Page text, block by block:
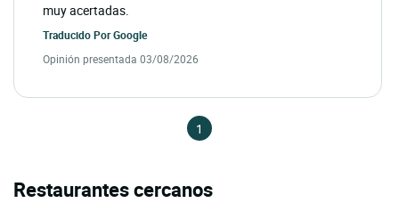
muy acertadas.
Traducido PorGoogle
Opinión presentada 03/08/2026
1
Restaurantes cercanos